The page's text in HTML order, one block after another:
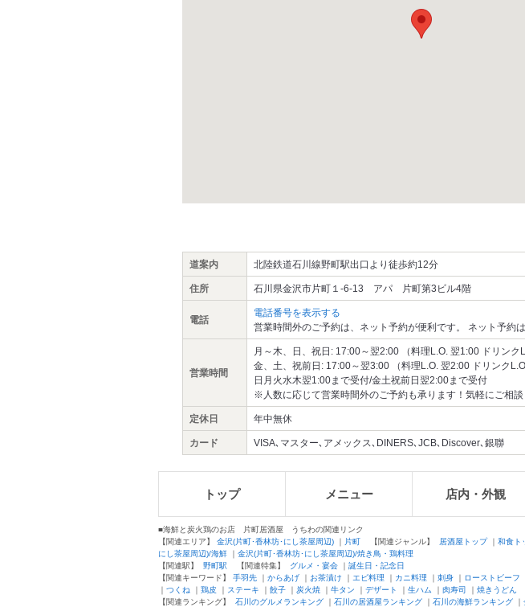
道案内 北陸鉄道石川線野町駅出口より徒歩約12分
住所 石川県金沢市片町１-6-13 アパ 片町第3ビル4階
電話
電話番号を表示する
営業時間外のご予約は、ネット予約が便利です。 ネット予約は
営業時間
月～木、日、祝日: 17:00～翌2:00 （料理L.O. 翌1:00 ドリンク
金、土、祝前日: 17:00～翌3:00 （料理L.O. 翌2:00 ドリンク
日月火水木翌1:00まで受付/金土祝前日翌2:00まで受付
※人数に応じて営業時間外のご予約も承ります！気軽にご相談
定休日 年中無休
カード VISA､マスター､アメックス､DINERS､JCB､Discover､銀聯
トップ メニュー 店内・外観
■海鮮と炭火鶏のお店 片町居酒屋 うちわの関連リンク
【関連エリア】 金沢(片町･香林坊･にし茶屋周辺) ｜ 片町 【関連ジャンル】 居酒屋トップ｜ 和食ト
にし茶屋周辺)/海鮮 ｜ 金沢(片町･香林坊･にし茶屋周辺)/焼き鳥・鶏料理
【関連駅】 野町駅 【関連特集】 グルメ・宴会 ｜ 誕生日・記念日
【関連キーワード】 手羽先 ｜ からあげ ｜ お茶漬け ｜ エビ料理 ｜ カニ料理 ｜ 刺身 ｜ ローストビーフ
｜ つくね ｜ 鶏皮 ｜ ステーキ ｜ 餃子 ｜ 炭火焼 ｜ 牛タン ｜ デザート ｜ 生ハム ｜ 肉寿司 ｜ 焼きうどん
【関連ランキング】 石川のグルメランキング ｜ 石川の居酒屋ランキング ｜ 石川の海鮮ランキング ｜